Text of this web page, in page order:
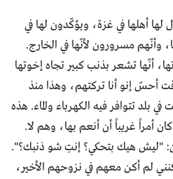
لها أهلها في غزة، ويؤكّدون لها في
مسرورون لأنّها في الخارج.
أنّها تشعر بذنب كبير تجاه إخوتها
إنو أنا تركتهم، وهذا منذ
بلد تتوافر فيه الكهرباء والماء. هذه
أمراً غريباً أن أنعم بها، وهم لا.
"ليش هيك بتحكي؟ إنتِ شو ذنبك؟".
لم أكن معهم في نزوحهم الأخير،